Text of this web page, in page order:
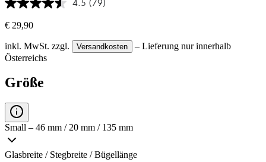
4.5 (79)
€ 29,90
inkl. MwSt. zzgl. Versandkosten
– Lieferung nur innerhalb
Österreichs
Größe
Small – 46 mm / 20 mm / 135 mm
Glasbreite / Stegbreite / Bügellänge